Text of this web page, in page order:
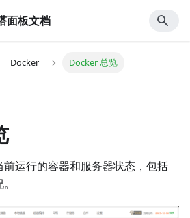
面板文档
Docker Docker 总览
运行的容器和服务器状态，包括